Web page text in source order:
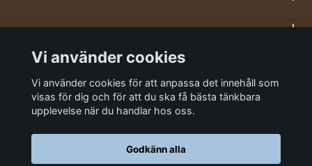
Kundtjänst
Sociala medier
Vi använder cookies
Vi använder cookies för att anpassa det innehåll som
visas för dig och för att du ska få bästa tänkbara
upplevelse när du handlar hos oss.
Godkänn alla